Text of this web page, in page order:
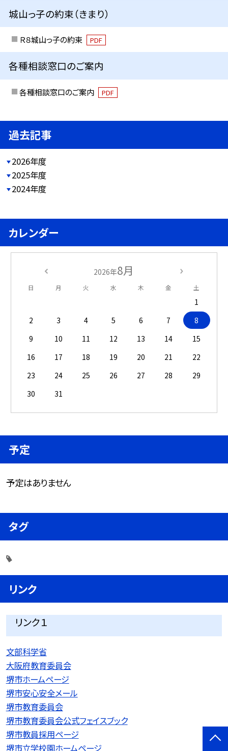
城山っ子の約束（きまり）
Ｒ８城山っ子の約束 PDF
各種相談窓口のご案内
各種相談窓口のご案内 PDF
過去記事
2026年度
2025年度
2024年度
カレンダー
2026年8月
日 月 火 水 木 金 土
1
2
3 4 5 6 7
8
9
10 11 12 13 14
15
16
17 18 19 20 21
22
23
24 25 26 27 28
29
30
31
予定
予定はありません
タグ
リンク
リンク１
文部科学省
大阪府教育委員会
堺市ホームページ
堺市安心安全メール
堺市教育委員会
堺市教育委員会公式フェイスブック
堺市教員採用ページ
堺市立学校園ホームページ